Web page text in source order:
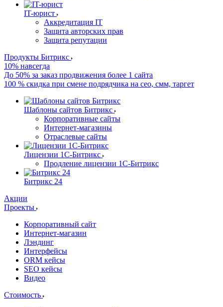
IT-юрист
Аккредитация IT
Защита авторских прав
Защита репутации
Продукты Битрикс
10% навсегда
До 50% за заказ продвижения более 1 сайта
100 % скидка при смене подрядчика на сео, смм, таргет
Шаблоны сайтов Битрикс
Корпоративные сайты
Интернет-магазины
Отраслевые сайты
Лицензии 1С-Битрикс
Продление лицензии 1С-Битрикс
Битрикс 24
Акции
Проекты
Корпоративный сайт
Интернет-магазин
Лэндинг
Интерфейсы
ORM кейсы
SEO кейсы
Видео
Стоимость